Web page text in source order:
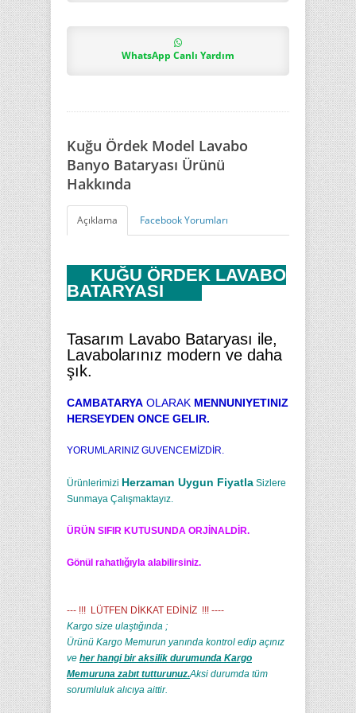
WhatsApp Canlı Yardım
Kuğu Ördek Model Lavabo
Banyo Bataryası Ürünü
Hakkında
Açıklama Facebook Yorumları
KUĞU ÖRDEK LAVABO
BATARYASI
Tasarım Lavabo Bataryası ile,
Lavabolarınız modern ve daha
şık.
CAMBATARYA OLARAK MENNUNIYETINIZ
HERSEYDEN ONCE GELIR.
YORUMLARINIZ GUVENCEMİZDİR.
Ürünlerimizi Herzaman Uygun Fiyatla Sizlere
Sunmaya Çalışmaktayız.
ÜRÜN SIFIR KUTUSUNDA ORJİNALDİR.
Gönül rahatlığıyla alabilirsiniz.
--- !!! LÜTFEN DİKKAT EDİNİZ !!! ----
Kargo size ulaştığında ;
Ürünü Kargo Memurun yanında kontrol edip açınız
ve her hangi bir aksilik durumunda Kargo
Memuruna zabıt tutturunuz.Aksi durumda tüm
sorumluluk alıcıya aittir.